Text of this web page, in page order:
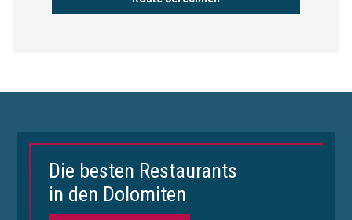
Die besten Restaurants
in den Dolomiten